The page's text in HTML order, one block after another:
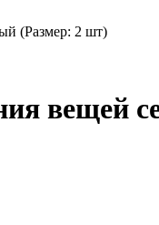
(Размер: 2 шт)
вещей